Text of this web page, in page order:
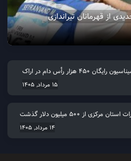
از قهرمانان تیراندازی
رایگان ۴۵۰ هزار رأس دام در اراک
15 مرداد, 1405
مرکزی از 500 میلیون دلار گذشت
14 مرداد, 1405